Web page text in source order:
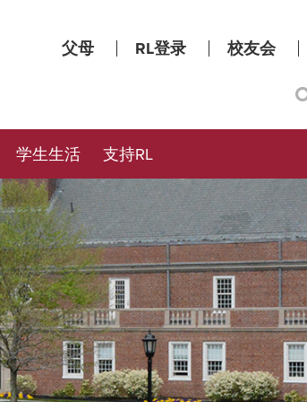
父母 RL登录 校友会
学生生活 支持RL